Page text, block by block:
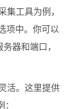
集工具为例，
项中。你可以
器和端口，
活。这里提供